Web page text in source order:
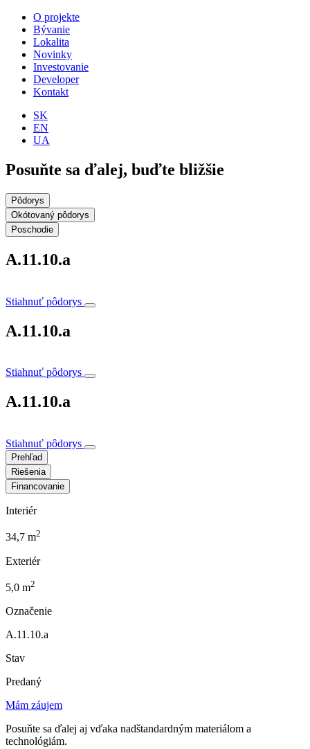
O projekte
Bývanie
Lokalita
Novinky
Investovanie
Developer
Kontakt
SK
EN
UA
Posuňte sa ďalej, buďte bližšie
Pôdorys
Okótovaný pôdorys
Poschodie
A.11.10.a
Stiahnuť pôdorys
A.11.10.a
Stiahnuť pôdorys
A.11.10.a
Stiahnuť pôdorys
Prehľad
Riešenia
Financovanie
Interiér
34,7 m2
Exteriér
5,0 m2
Označenie
A.11.10.a
Stav
Predaný
Mám záujem
Posuňte sa ďalej aj vďaka nadštandardným materiálom a
technológiám.